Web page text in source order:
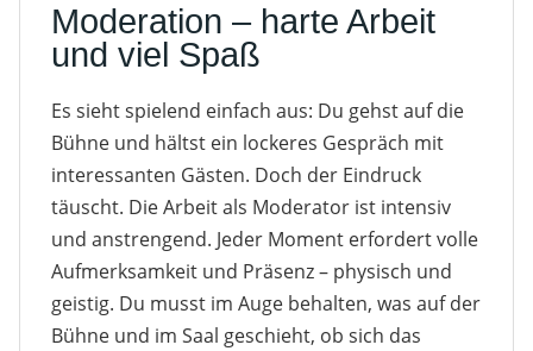
Moderation – harte Arbeit
und viel Spaß
Es sieht spielend einfach aus: Du gehst auf die
Bühne und hältst ein lockeres Gespräch mit
interessanten Gästen. Doch der Eindruck
täuscht. Die Arbeit als Moderator ist intensiv
und anstrengend. Jeder Moment erfordert volle
Aufmerksamkeit und Präsenz – physisch und
geistig. Du musst im Auge behalten, was auf der
Bühne und im Saal geschieht, ob sich das